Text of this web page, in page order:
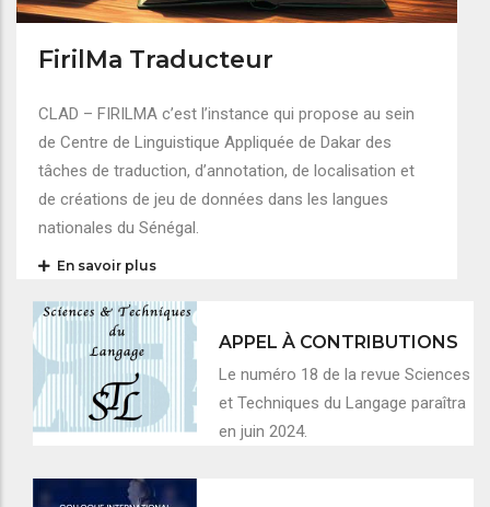
FirilMa Traducteur
CLAD – FIRILMA c’est l’instance qui propose au sein
de Centre de Linguistique Appliquée de Dakar des
tâches de traduction, d’annotation, de localisation et
de créations de jeu de données dans les langues
nationales du Sénégal.
En savoir plus
APPEL À CONTRIBUTIONS
Le numéro 18 de la revue Sciences
et Techniques du Langage paraîtra
en juin 2024.